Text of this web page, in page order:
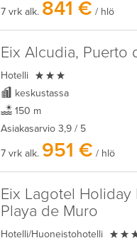
7 vrk alk. 841 € / hlö
Eix Alcudia, Puerto
Hotelli 
keskustassa
150 m
Asiakasarvio 3,9 / 5
7 vrk alk. 951 € / hlö
Eix Lagotel Holiday
Playa de Muro
Hotelli/Huoneistohotelli 